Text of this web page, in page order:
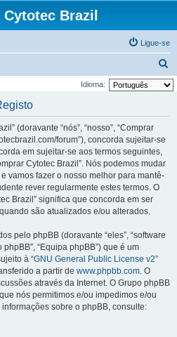
Brazil
Ligue-se
e
Idioma:
(doravante “nós”, “nosso”, “Comprar
forum”), concorda sujeitar-se
em sujeitar-se aos termos seguintes,
Cytotec Brazil”. Nós podemos mudar
vamos fazer o nosso melhor para mantê-
rever regularmente estes termos. O
Brazil” significa que concorda em ser
são atualizados e/ou alterados.
pelo phpBB (doravante “eles”, “software
phpBB”, “Equipa phpBB”) que é um
à “GNU General Public License v2”
a partir de www.phpbb.com. O
através da Internet. O Grupo phpBB
nós permitimos e/ou impedimos e/ou
sobre o phpBB, consulte: